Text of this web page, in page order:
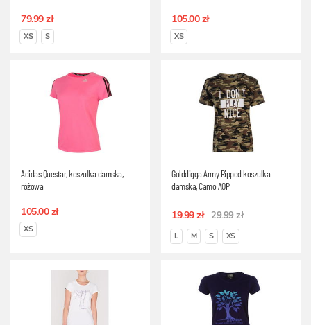
79.99 zł
XS S
105.00 zł
XS
Adidas Questar, koszulka damska,
różowa
105.00 zł
XS
Golddigga Army Ripped koszulka
damska, Camo AOP
19.99 zł 29.99 zł
L M S XS